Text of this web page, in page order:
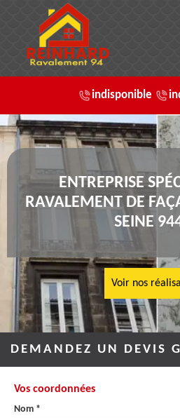
indisponible
ENTREPRISE
RAVALEMENT DE
SEINE
Voir nos
DEMANDEZ UN DEVIS
Vos coordonnées
Nom *